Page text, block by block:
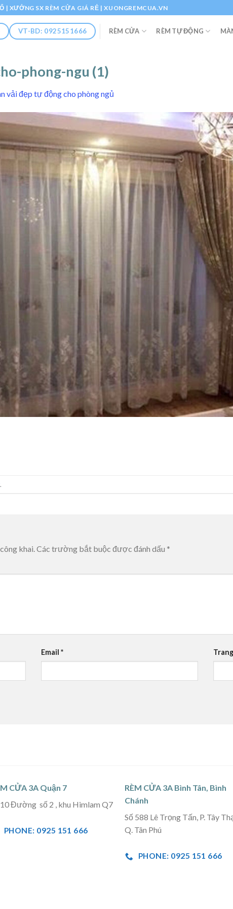
| XƯỞNG SX RÈM CỬA GIÁ RẺ | XUONGREMCUA.VN
VT-BD: 0925151666 RÈM CỬA RÈM TỰ ĐỘNG
phong-ngu (1)
vải đẹp tự động cho phòng ngủ
.
khai.Các trường bắt buộc được đánh dấu *
Email *
CỬA 3A Quận 7
Đường số 2 , khu Himlam Q7
PHONE: 0925 151 666
RÈM CỬA 3A Bình Tân, Bình
Chánh
Số 588 Lê Trọng Tấn, P. Tây
Q. Tân Phú
PHONE: 0925 151 666